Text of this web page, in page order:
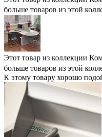
больше товаров из этой
Этот товар из коллекции
больше товаров из этой
К этому товару хорошо